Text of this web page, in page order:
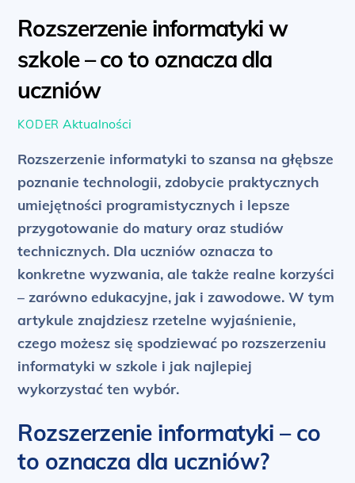
Rozszerzenie informatyki w
szkole – co to oznacza dla
uczniów
KODER Aktualności
Rozszerzenie informatyki to szansa na głębsze
poznanie technologii, zdobycie praktycznych
umiejętności programistycznych i lepsze
przygotowanie do matury oraz studiów
technicznych. Dla uczniów oznacza to
konkretne wyzwania, ale także realne korzyści
– zarówno edukacyjne, jak i zawodowe. W tym
artykule znajdziesz rzetelne wyjaśnienie,
czego możesz się spodziewać po rozszerzeniu
informatyki w szkole i jak najlepiej
wykorzystać ten wybór.
Rozszerzenie informatyki – co
to oznacza dla uczniów?